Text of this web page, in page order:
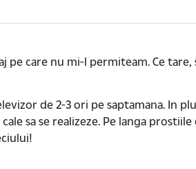
care nu mi-l permiteam. Ce
de 2-3 ori pe saptamana. In
sa se realizeze. Pe langa